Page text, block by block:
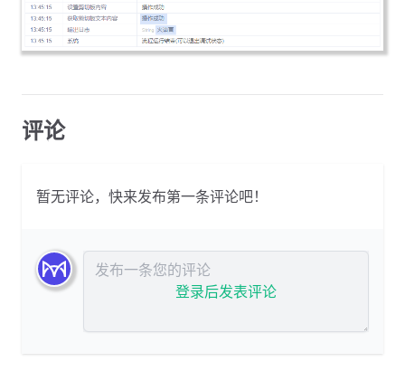
评论
暂无评论，快来发布第一条评论吧！
发布评论
登录后发表评论